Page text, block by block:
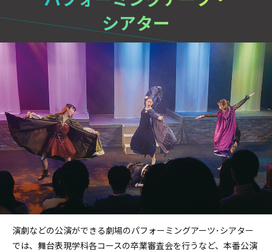
シアター
演劇などの公演ができる劇場のパフォーミングアーツ･シアター
では、舞台表現学科各コースの卒業審査会を行うなど、本番公演